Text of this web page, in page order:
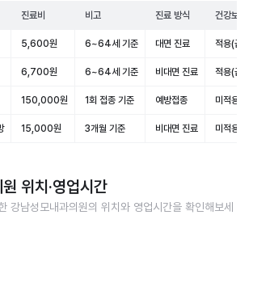
진료비 비고 진료 방식 건강보험
5,600원 6~64세 기준 대면 진료 적용(급여)
6,700원 6~64세 기준 비대면 진료 적용(급여)
150,000원 1회 접종 기준 예방접종 미적용(비
15,000원 3개월 기준 비대면 진료 미적용(비
위치·영업시간
강남성모내과의원의 위치와 영업시간을 확인해보세